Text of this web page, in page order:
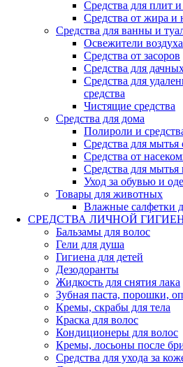
Средства для плит
Средства от жира и
Средства для ванны и
Освежители воздуха
Средства от засоров
Средства для
Средства для
средства
Чистящие средства
Средства для дома
Полироли и
Средства для мытья
Средства от
Средства для мытья
Уход за обувью и
Товары для животных
Влажные салфетки
СРЕДСТВА ЛИЧНОЙ
Бальзамы для волос
Гели для душа
Гигиена для детей
Дезодоранты
Жидкость для снятия лака
Зубная паста, порошки,
Кремы, скрабы для тела
Краска для волос
Кондиционеры для волос
Кремы, лосьоны после
Средства для ухода за